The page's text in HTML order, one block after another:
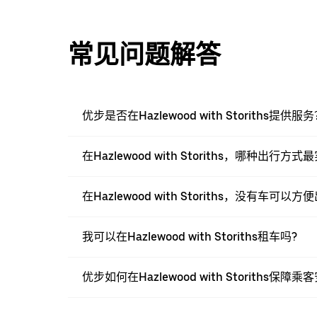
常见问题解答
优步是否在Hazlewood with Storiths提供服务
在Hazlewood with Storiths，哪种出行方式最
在Hazlewood with Storiths，没有车可以方便
我可以在Hazlewood with Storiths租车吗?
优步如何在Hazlewood with Storiths保障乘客